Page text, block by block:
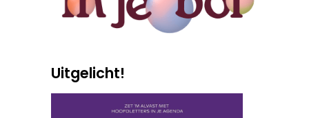
Uitgelicht!